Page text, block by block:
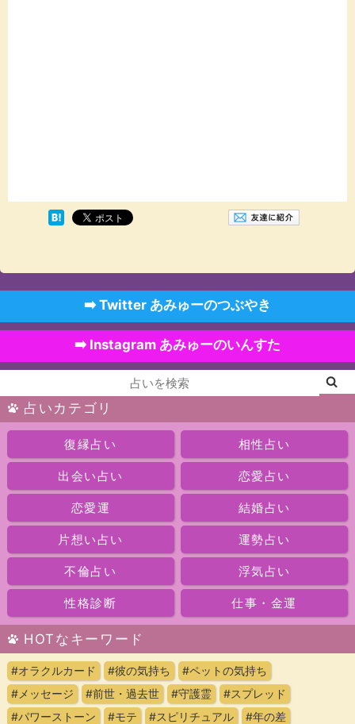
➡️ Twitter あみゅーのつぶやき
➡️ Instagram あみゅーのいんすた
占いカテゴリ
復縁占い 相性占い
出会い占い 恋愛占い
恋愛運 結婚占い
片想い占い 運勢占い
不倫占い 浮気占い
性格診断 仕事・金運
HOTなキーワード
#オラクルカード #彼の気持ち
#ペットの気持ち
#メッセージ
#前世・過去世 #守護霊
#スプレッド
#パワーストーン
#モテ #スピリチュアル
#年の差